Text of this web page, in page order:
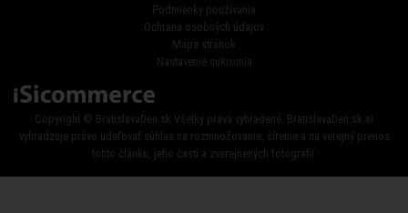
Podmienky používania
Ochrana osobných údajov
Mapa stránok
Nastavenie sukromia
Copyright © BratislavaDen.sk Všetky práva vyhradené. BratislavaDen.sk si
vyhradzuje právo udeľovať súhlas na rozmnožovanie, šírenie a na verejný prenos
tohto článku, jeho častí a zverejnených fotografií.